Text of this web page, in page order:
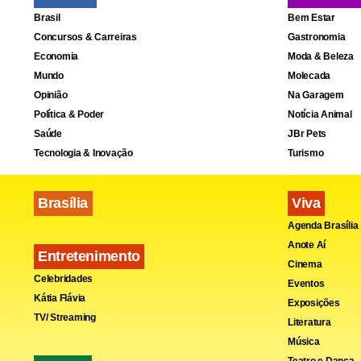
Leia
Justiça
Dólar
Ataque
Dia
O Dia do
trabalho
serviço
Brasil
Concursos & Carreiras
Economia
Mundo
Opinião
Política & Poder
Saúde
Tecnologia & Inovação
Brasília
Entretenimento
Celebridades
Kátia Flávia
TV/ Streaming
Bem Estar
Gastronomia
Moda & Beleza
Molecada
Na Garagem
Notícia Animal
JBr Pets
Turismo
Viva
Agenda Brasília
Anote Aí
Cinema
Eventos
Exposições
Literatura
Música